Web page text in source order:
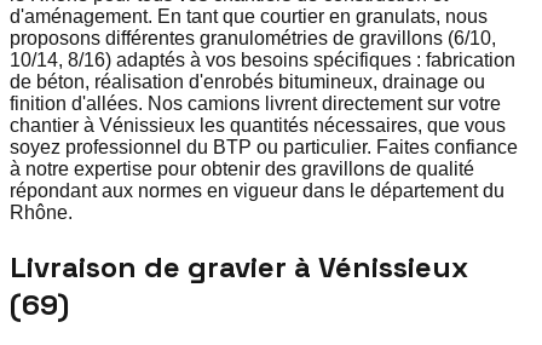
d'aménagement. En tant que courtier en granulats, nous
proposons différentes granulométries de gravillons (6/10,
10/14, 8/16) adaptés à vos besoins spécifiques : fabrication
de béton, réalisation d'enrobés bitumineux, drainage ou
finition d'allées. Nos camions livrent directement sur votre
chantier à Vénissieux les quantités nécessaires, que vous
soyez professionnel du BTP ou particulier. Faites confiance
à notre expertise pour obtenir des gravillons de qualité
répondant aux normes en vigueur dans le département du
Rhône.
Livraison de gravier à Vénissieux
(69)